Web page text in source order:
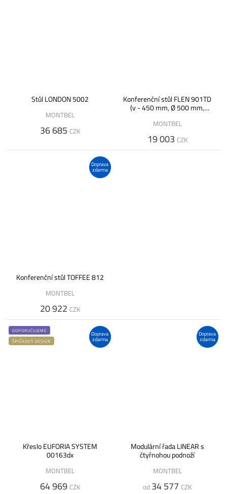
Stůl LONDON 5002
MONTBEL
36 685 CZK
Konferenční stůl FLEN 901TD
(v - 450 mm, Ø 500 mm,
MONTBEL
19 003 CZK
Doprava
zdarma
Konferenční stůl TOFFEE 812
MONTBEL
20 922 CZK
Doprava
zdarma
DOPORUČUJEME
ŠPIČKOVÝ DESIGN
Křeslo EUFORIA SYSTEM
00163dx
MONTBEL
64 969 CZK
Doprava
zdarma
Modulární řada LINEAR s
čtyřnohou podnoží
MONTBEL
od 34 577 CZK